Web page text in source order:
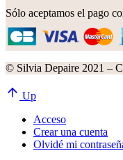
Sólo aceptamos el pago
© Silvia Depaire 2021 –
Up
Acceso
Crear una cuenta
Olvidé mi